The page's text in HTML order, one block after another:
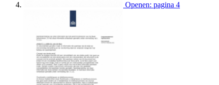
Openen: pagina 4